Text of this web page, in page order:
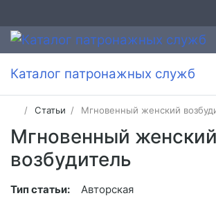
Каталог патронажных служб
Статьи Мгновенный женский
Мгновенный женский
возбудитель
Тип статьи: Авторская